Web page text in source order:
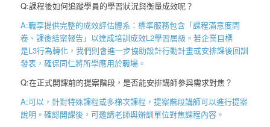
Q:課程後如何追蹤學員的學習狀況與衡量成效呢？
A:職享提供完整的成效評估體系：標準服務包含「課程滿意度問
卷、課後結案報告」以達成培訓成效L2學習層級。若企業目標
是L3行為轉化，我們則會進一步協助設計行動計畫或安排課後回訓
發表，確保同仁將所學應用於職場。
Q:在正式開課前的提案階段，是否能安排講師參與需求對焦？
A:可以，針對特殊課程或多梯次課程，提案階段講師可以進行提案
說明。確認開課後，可邀請老師與辦訓單位對焦課程內容。